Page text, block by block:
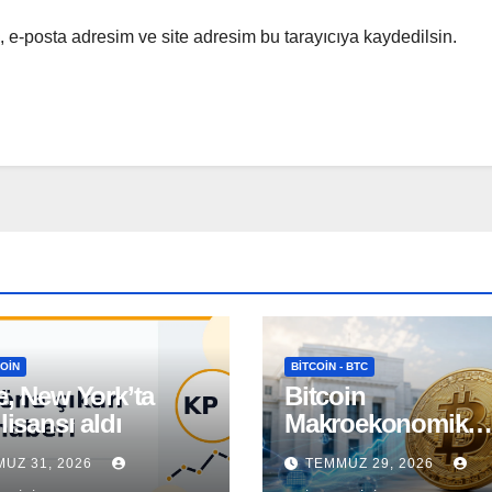
e-posta adresim ve site adresim bu tarayıcıya kaydedilsin.
New York’ta
aldı
31, 2026
BITCOIN - BTC
Bitcoin
Makroekonomik
Gelişmeler ve Fed
Kararı Öncesinde
TEMMUZ 29, 2026